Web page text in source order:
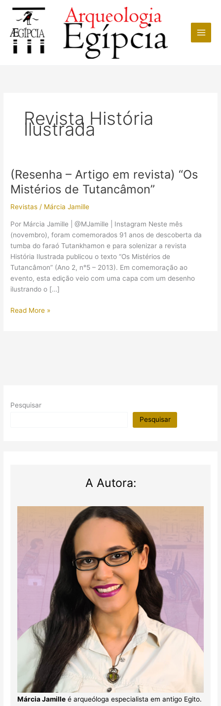
conteúdo
Revista História
Ilustrada
(Resenha – Artigo em revista) “Os
Mistérios de Tutancâmon”
Revistas / Márcia Jamille
Por Márcia Jamille | @MJamille | Instagram Neste mês
(novembro), foram comemorados 91 anos de descoberta da
tumba do faraó Tutankhamon e para solenizar a revista
História Ilustrada publicou o texto “Os Mistérios de
Tutancâmon” (Ano 2, n°5 – 2013). Em comemoração ao
evento, esta edição veio com uma capa com um desenho
ilustrando o […]
(Resenha
Read More »
Pesquisar
Pesquisar
A Autora:
Márcia Jamilleé arqueóloga especialista em antigo Egito.